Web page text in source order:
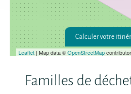
Leaflet | Map data ©OpenStreetMap
Calculer votre
Familles de